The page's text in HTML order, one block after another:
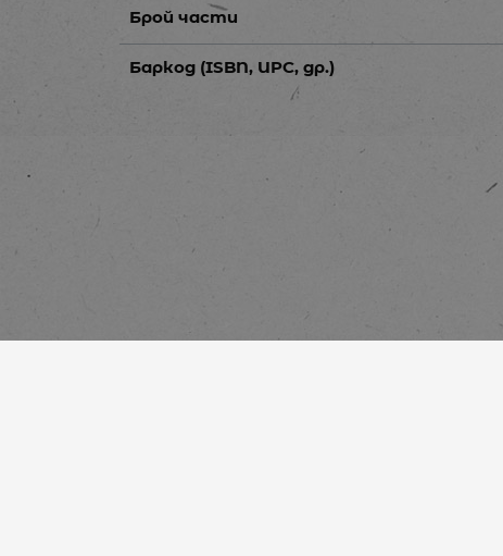
Брой части
Баркод (ISBN, UPC, др.)